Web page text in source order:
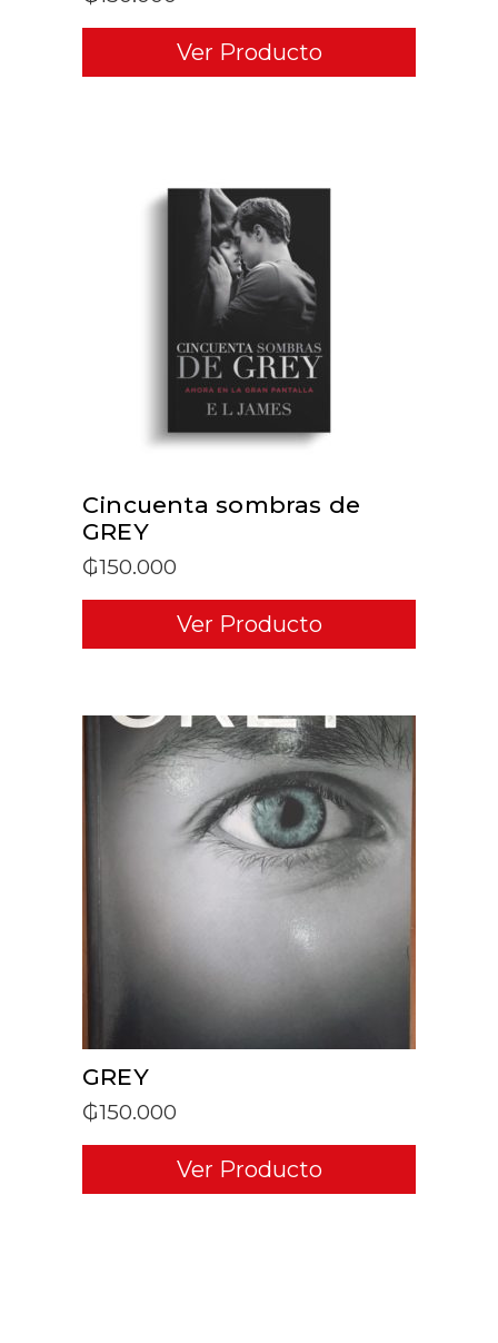
Ver Producto
ADD TO CART
Cincuenta sombras de
GREY
₲150.000
Ver Producto
ADD TO CART
GREY
₲150.000
Ver Producto